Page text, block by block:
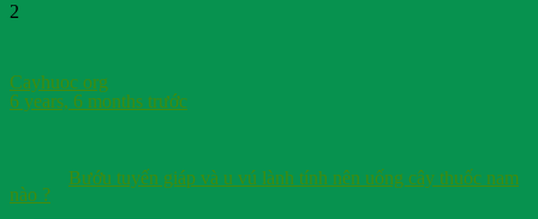
2
Cayhuoc org
6 years, 6 months trước
Bướu tuyến giáp và u vú lành tính nên uống cây thuốc nam
nào ?